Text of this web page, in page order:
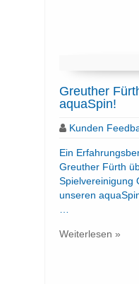
Greuther
aquaSpin!
Kunden
Ein
Greuther Fürth
Spielvereinigung
unseren
Weiterlesen »